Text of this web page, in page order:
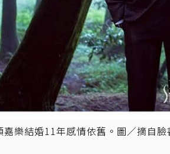
嘉樂結婚11年感情依舊。圖／摘自臉